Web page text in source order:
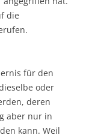
die
für den
oder
deren
aber nur in
kann. Weil